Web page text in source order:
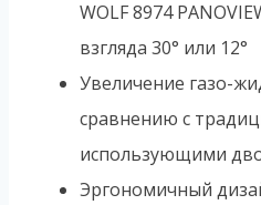
WOLF 8974
взгляда 30° или 12°
Увеличение газо-
сравнению с
использующими
Эргономичный